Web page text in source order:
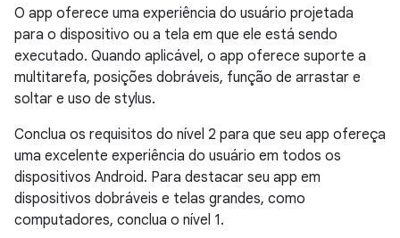
O app oferece uma experiência do usuário projetada
para o dispositivo ou a tela em que ele está sendo
executado. Quando aplicável, o app oferece suporte a
multitarefa, posições dobráveis, função de arrastar e
soltar e uso de stylus.
Conclua os requisitos do nível 2 para que seu app ofereça
uma excelente experiência do usuário em todos os
dispositivos Android. Para destacar seu app em
dispositivos dobráveis e telas grandes, como
computadores, conclua o nível 1.